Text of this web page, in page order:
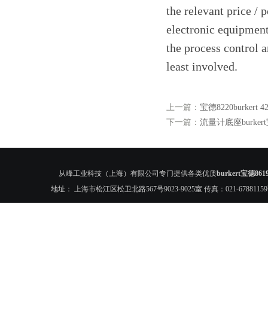
the relevant price /
electronic
the process control
least involved.
上一篇： 宝德8220burkert
下一篇： 流量计底座
从峰工业科技（上海）有限公司专门提供各类优质burkert宝德
地址： 上海市松江区松卫北路567号9023-9025室 传真：021-